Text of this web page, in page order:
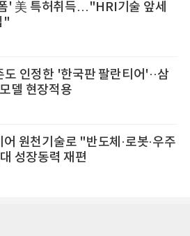
' 美 특허취득…"HRI기술 앞세
"
인정한 '한국판 팔란티어'··삼
델 현장적용
원천기술로 "반도체·로봇·우주
성장동력 재편